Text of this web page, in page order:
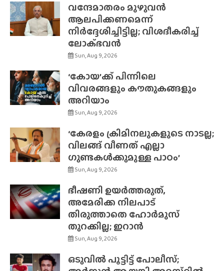
വന്ദേമാതരം മുഴുവൻ
ആലപിക്കണമെന്ന്
നിർദ്ദേശിച്ചിട്ടില്ല; വിശദീകരിച്ച്
ലോക്‌ഭവൻ
Sun, Aug 9, 2026
‘കോയ’ക്ക് പിന്നിലെ
വിവരങ്ങളും കൗതുകങ്ങളും
അറിയാം
Sun, Aug 9, 2026
‘കേരളം ക്രിമിനലുകളുടെ നാടല്ല;
വിലങ്ങ് വീണത് എല്ലാ
ഗുണ്ടകൾക്കുമുള്ള പാഠം’
Sun, Aug 9, 2026
ഭീഷണി ഉയർത്തരുത്,
അമേരിക്ക നിലപാട്
തിരുത്താതെ ഹോർമുസ്
തുറക്കില്ല; ഇറാൻ
Sun, Aug 9, 2026
ഒടുവിൽ പൂട്ടിട്ട് പോലീസ്;